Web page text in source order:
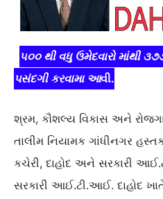
૫૦૦ થી વધુ ઉમેદવારો માંથી
પસંદગી કરવામા આવી.
શ્રમ, કૌશલ્ય વિકાસ અને
તાલીમ નિયામક ગાંધીનગર
કચેરી, દાહોદ અને સરકારી
સરકારી આઈ.ટી.આઈ. દાહોદ